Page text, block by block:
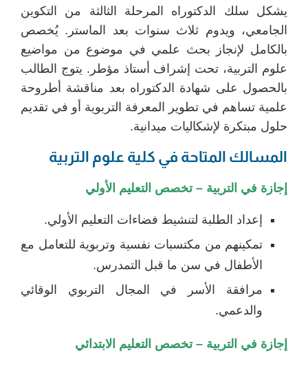
يشكل سلك الدكتوراه المرحلة الثالثة من التكوين
الجامعي، ويدوم ثلاث سنوات بعد الماستر. يُخصص
بالكامل لإنجاز بحث علمي في موضوع من مواضيع
علوم التربية، تحت إشراف أستاذ مؤطر. يتوج الطالب
بالحصول على شهادة الدكتوراه بعد مناقشة أطروحة
علمية تساهم في تطوير المعرفة التربوية أو في تقديم
حلول مبتكرة لإشكاليات ميدانية.
المسالك المتاحة في كلية علوم التربية
إجازة في التربية – تخصص التعليم الأولي
إعداد الطلبة لتنشيط فضاءات التعليم الأولي.
تمكينهم من مكتسبات نفسية وتربوية للتعامل مع
الأطفال في سن ما قبل التمدرس.
مرافقة الأسر في المجال التربوي الوقائي
والدعمي.
إجازة في التربية – تخصص التعليم الابتدائي